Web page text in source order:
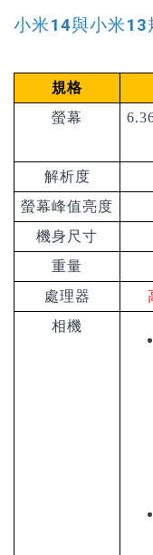
小米14與小米13
規格
螢幕
解析度
螢幕峰值亮度
機身尺寸
重量
處理器
相機